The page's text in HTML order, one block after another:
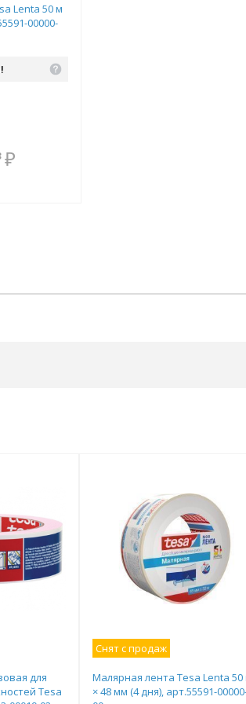
Lenta 50 м
00000-
₽
для
Tesa
Снят с продаж
Малярная лента Tesa Lenta 50
× 48 мм (4 дня), арт.55591-